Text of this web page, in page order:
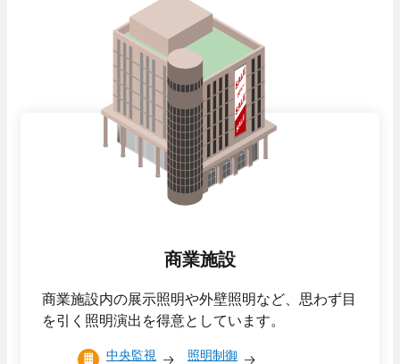
商業施設
商業施設内の展示照明や外壁照明など、思わず目
を引く照明演出を得意としています。
中央監視
照明制御